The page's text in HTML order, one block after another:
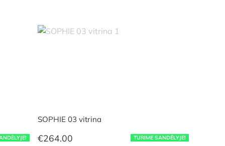
TURIME SANDĖLYJE!
SOPHIE 03 vitrina
€264.00